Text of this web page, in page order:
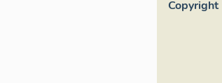
Copyright